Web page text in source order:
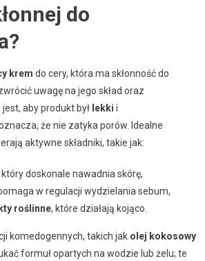
do
krem do cery, która ma skłonność do
uwagę na jego skład oraz
aby produkt był lekki i
że nie zatyka porów. Idealne
aktywne składniki, takie jak:
który doskonale nawadnia skórę,
w regulacji wydzielania sebum,
roślinne, które działają kojąco.
komedogennych, takich jak olej kokosowy
formuł opartych na wodzie lub żelu; te